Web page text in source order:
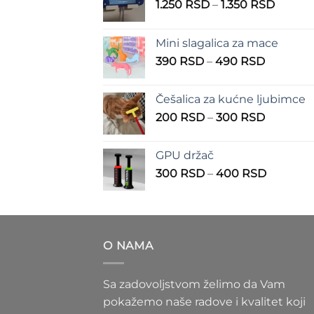
1.250 RSD – 1.350 RSDRaspon
1.250
Mini slagalica za mace
390 RSD – 490 RSDRaspon
390 RSD
do
Češalica za kućne ljubimce
200 RSD – 300 RSDRaspon
do
GPU držač
300 RSD – 400 RSDRaspon
300 RSD
O NAMA
Sa zadovoljstvom želimo da Vam
pokažemo naše radove i kvalitet koji